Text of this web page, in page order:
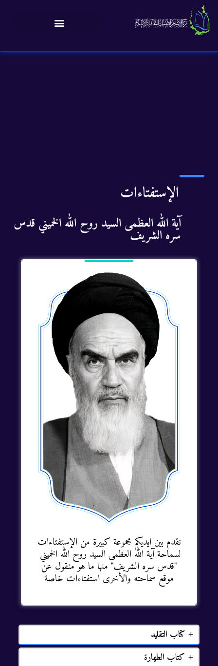
الإستفتاءات
آية الله العظمى السيد روح الله الخميني قدس
سره الشريف
نقدم بين ايديكم مجموعة كبيرة من الإستفتاءات
لسماحة آية الله العظمى السيد روح الله الخميني
"قدس سره الشريف" منها ما هو منقول عن
موقع سماحته والأخرى استفتاءات خاصة
كتاب التقليد
ﻛﺘﺎﺏ ﺍﻟﻄﻬﺎﺭﺓ